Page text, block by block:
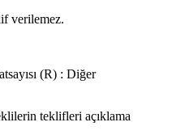
verilemez.
(R) : Diğer
teklifleri açıklama